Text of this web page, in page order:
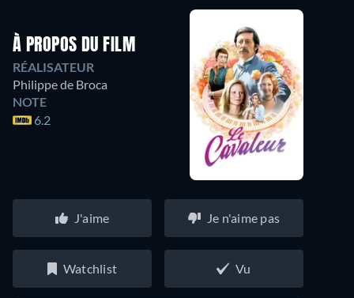
À PROPOS DU FILM
RÉALISATEUR
Philippe de Broca
NOTE
6.2
J'aime Je n'aime pas
Watchlist Vu